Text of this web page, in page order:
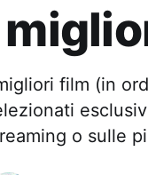
film (in
o sulle